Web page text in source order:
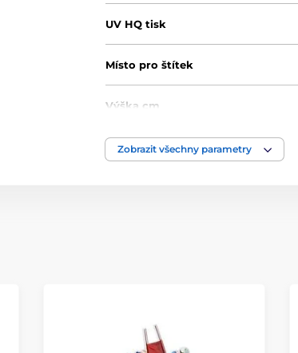
UV HQ tisk
Místo pro štítek
Výška cm
Motiv
Zobrazit všechny parametry